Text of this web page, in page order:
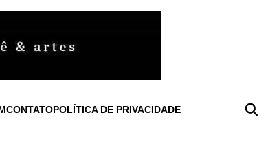
CONTATOPOLÍTICA DE PRIVACIDADE